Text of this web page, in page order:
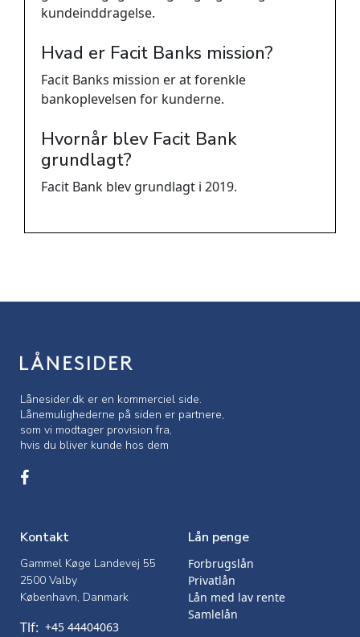
kundeinddragelse.
Hvad er Facit Banks mission?
Facit Banks mission er at forenkle
bankoplevelsen for kunderne.
Hvornår blev Facit Bank
grundlagt?
Facit Bank blev grundlagt i 2019.
Lånesider.dk er en kommerciel side.
Lånemulighederne på siden er partnere,
som vi modtager provision fra,
hvis du bliver kunde hos dem
Kontakt
Gammel Køge Landevej 55
2500 Valby
København, Danmark
Tlf: +45 44404063
Lån penge
Forbrugslån
Privatlån
Lån med lav rente
Samlelån